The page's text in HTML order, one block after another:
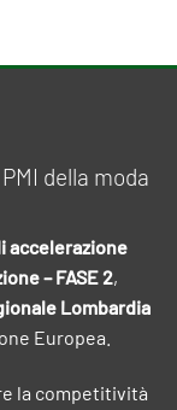
della moda
accelerazione
– FASE 2,
Lombardia
Europea.
la competitività